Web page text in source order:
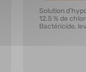
Solution
12.5 % de
Bactéricide,